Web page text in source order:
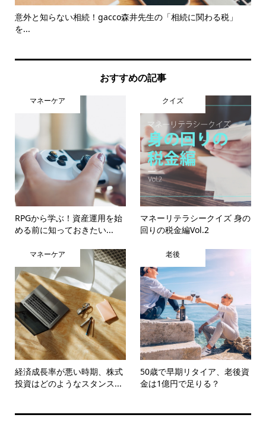
意外と知らない相続！gacco森井先生の「相続に関わる税」
を...
おすすめの記事
マネーケア
RPGから学ぶ！資産運用を始
める前に知っておきたい...
クイズ
マネーリテラシークイズ 身の
回りの税金編Vol.2
マネーケア
経済成長率が悪い時期、株式
投資はどのようなスタンス...
老後
50歳で早期リタイア、老後資
金は1億円で足りる？